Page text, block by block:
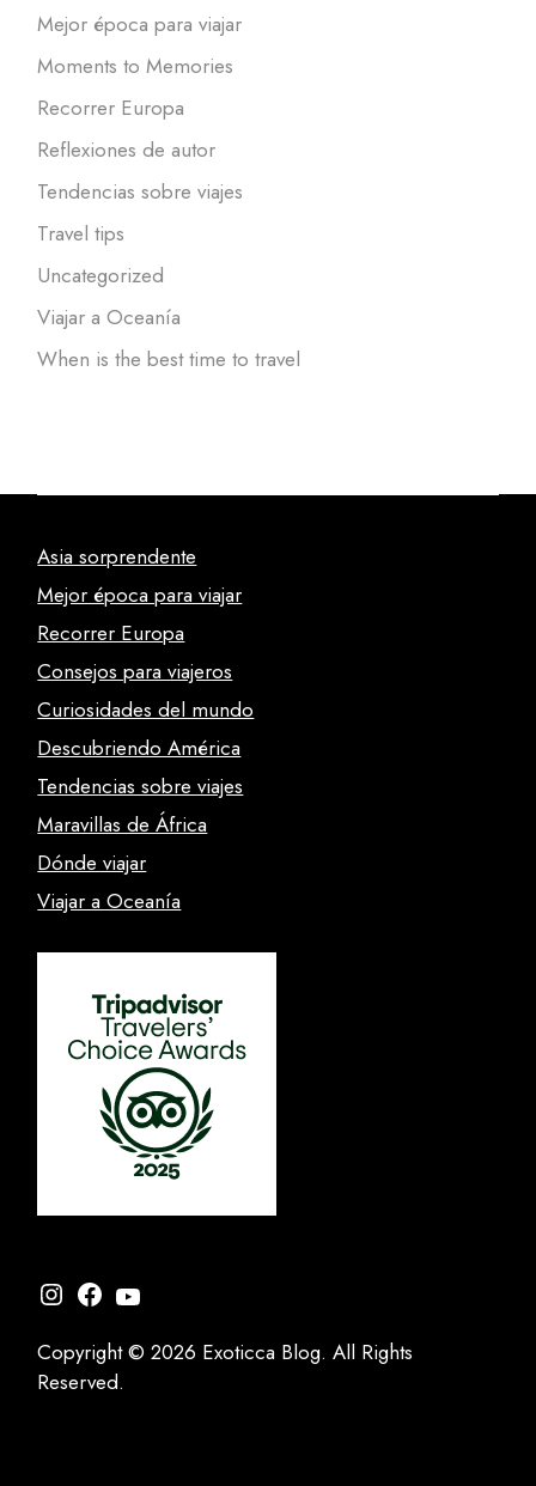
Mejor época para viajar
Moments to Memories
Recorrer Europa
Reflexiones de autor
Tendencias sobre viajes
Travel tips
Uncategorized
Viajar a Oceanía
When is the best time to travel
Asia sorprendente
Mejor época para viajar
Recorrer Europa
Consejos para viajeros
Curiosidades del mundo
Descubriendo América
Tendencias sobre viajes
Maravillas de África
Dónde viajar
Viajar a Oceanía
Instagram
Facebook
YouTube
Copyright © 2026 Exoticca Blog. All Rights
Reserved.